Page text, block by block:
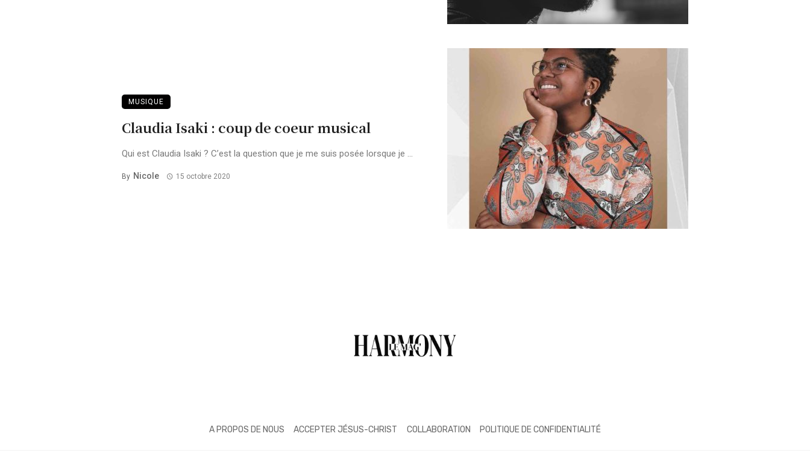
MUSIQUE
Claudia Isaki : coup de coeur musical
Qui est Claudia Isaki ? C’est la question que je me suis posée lorsque je ...
By Nicole 15 octobre 2020
A PROPOS DE NOUS ACCEPTER JÉSUS-CHRIST COLLABORATION POLITIQUE DE CONFIDENTIALITÉ